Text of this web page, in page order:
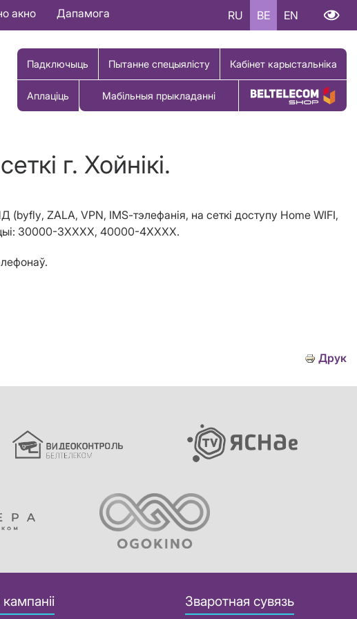
акно Дапамога RU BE EN
Падключыць Пытанне спецыялісту Кабінет карыстальніка
Аплаціць Мабільныя прыкладанні Купіць тавар
г. Хойнiкi.
(byfly, ZALA, VPN, IMS-тэлефанія, на сеткі доступу Home WIFI,
: 30000-3XXXX, 40000-4XXXX.
Друк
Зваротная сувязь